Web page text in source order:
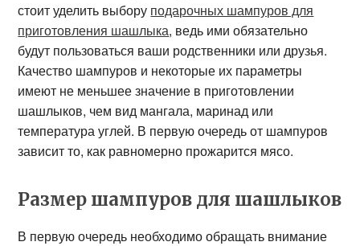
стоит уделить выбору подарочных шампуров для
приготовления шашлыка, ведь ими обязательно
будут пользоваться ваши родственники или друзья.
Качество шампуров и некоторые их параметры
имеют не меньшее значение в приготовлении
шашлыков, чем вид мангала, маринад или
температура углей. В первую очередь от шампуров
зависит то, как равномерно прожарится мясо.
Размер шампуров для шашлыков
В первую очередь необходимо обращать внимание